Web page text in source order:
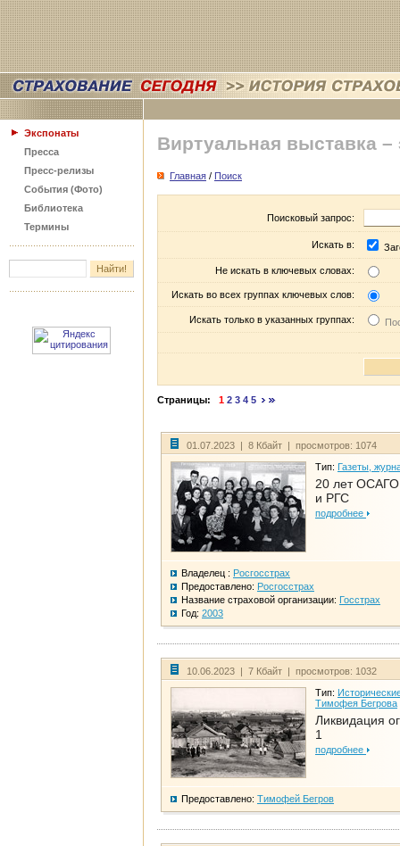
Экспонаты
Пресса
Пресс-релизы
События (Фото)
Библиотека
Термины
Виртуальная выставка –
Главная / Поиск
Поисковый запрос:
Искать в:
Не искать в ключевых словах:
Искать во всех группах ключевых слов:
Искать только в указанных группах:
Страницы: 1 2 3 4 5
01.07.2023 | 8 Кбайт | просмотров: 1074
Тип: Газеты,
20 лет
и РГС
подробнее
Владелец : Росгосстрах
Предоставлено: Росгосстрах
Название страховой организации: Госстрах
Год: 2003
10.06.2023 | 7 Кбайт | просмотров: 1032
Тип:
Тимофея Бегрова
Ликвидация
1
подробнее
Предоставлено: Тимофей Бегров